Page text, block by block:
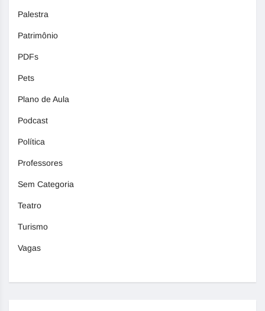
Palestra
Patrimônio
PDFs
Pets
Plano de Aula
Podcast
Política
Professores
Sem Categoria
Teatro
Turismo
Vagas